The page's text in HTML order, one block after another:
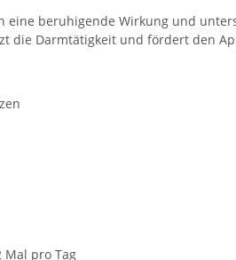
beruhigende Wirkung und
die Darmtätigkeit und fördert den
Mal pro Tag